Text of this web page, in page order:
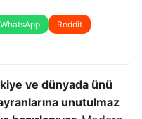
WhatsApp
Reddit
ve dünyada ünü
unutulmaz